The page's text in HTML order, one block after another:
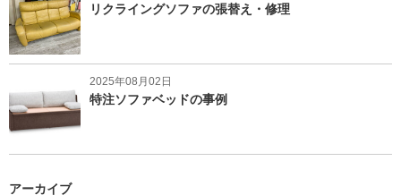
リクライングソファの張替え・修理
2025年08月02日
特注ソファベッドの事例
アーカイブ